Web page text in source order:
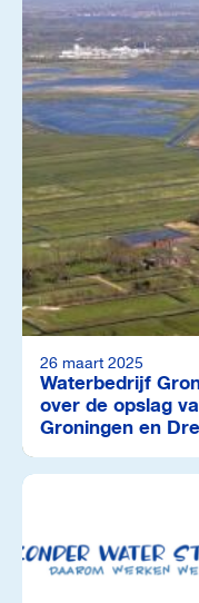
26 maart 2025
Waterbedrijf
over de opslag
Groningen en